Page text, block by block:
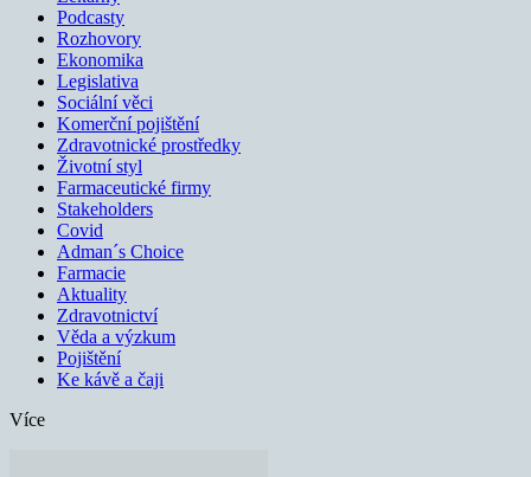
Podcasty
Rozhovory
Ekonomika
Legislativa
Sociální věci
Komerční pojištění
Zdravotnické prostředky
Životní styl
Farmaceutické firmy
Stakeholders
Covid
Adman´s Choice
Farmacie
Aktuality
Zdravotnictví
Věda a výzkum
Pojištění
Ke kávě a čaji
Více